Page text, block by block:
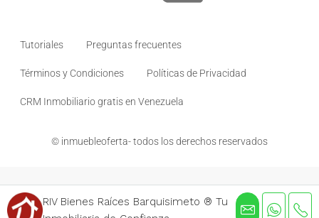
RIV Bienes Raíces Barquisimeto ® Tu
Tutoriales Preguntas frecuentes
Términos y Condiciones Políticas de Privacidad
CRM Inmobiliario gratis en Venezuela
© inmuebleoferta- todos los derechos reservados